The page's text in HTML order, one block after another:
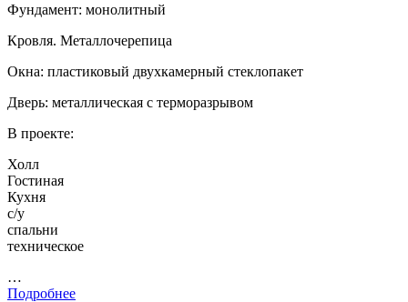
Фундамент: монолитный
Кровля. Металлочерепица
Окна: пластиковый двухкамерный стеклопакет
Дверь: металлическая с терморазрывом
В проекте:
Холл
Гостиная
Кухня
с/у
спальни
техническое
…
Подробнее